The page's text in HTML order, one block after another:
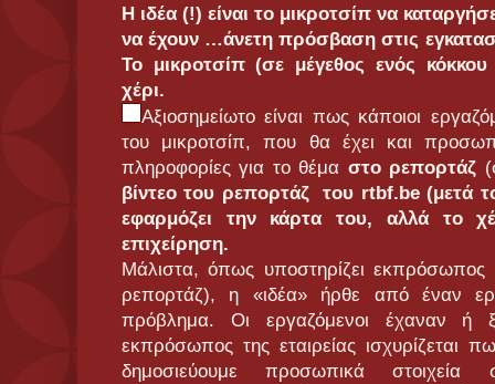
Η ιδέα (!) είναι το μικροτσίπ να
να έχουν …άνετη πρόσβαση στις
Το μικροτσίπ (σε μέγεθος ενός κόκκου
χέρι.
Αξιοσημείωτο είναι πως κάποιοι
του μικροτσίπ, που θα έχει και
πληροφορίες για το θέμα στo ρεπορτάζ
βίντεο του ρεπορτάζ του rtbf.be(μετά
εφαρμόζει την κάρτα του, αλλά το
επιχείρηση.
Μάλιστα, όπως υποστηρίζει εκπρόσωπος
ρεπορτάζ), η «ιδέα» ήρθε από έναν
πρόβλημα. Οι εργαζόμενοι έχαναν ή
εκπρόσωπος της εταιρείας ισχυρίζεται
δημοσιεύουμε προσωπικά στοιχεία